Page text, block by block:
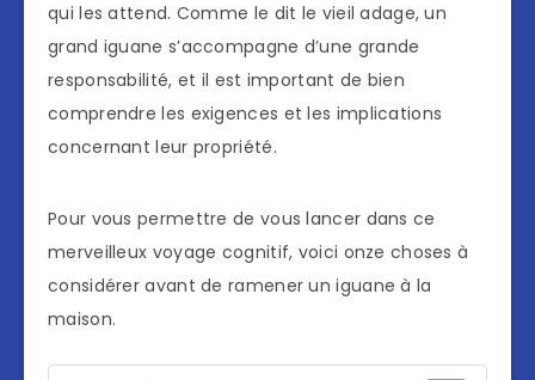
qui les attend. Comme le dit le vieil adage, un
grand iguane s’accompagne d’une grande
responsabilité, et il est important de bien
comprendre les exigences et les implications
concernant leur propriété.
Pour vous permettre de vous lancer dans ce
merveilleux voyage cognitif, voici onze choses à
considérer avant de ramener un iguane à la
maison.